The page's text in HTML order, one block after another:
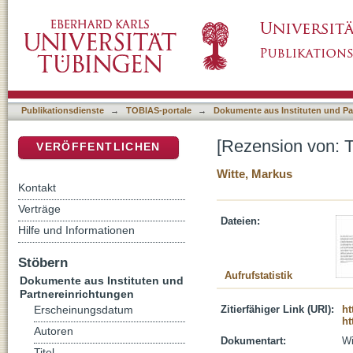
Publikationsdienste → TOBIAS-portale → Dokumente aus Instituten und
[Rezension von:
Witte, Markus
Dateien:
Aufrufstatistik
Zitierfähiger Link (URI):
Dokumentart:
VERÖFFENTLICHEN
Kontakt
Verträge
Hilfe und Informationen
Stöbern
Dokumente aus Instituten und
Partnereinrichtungen
Erscheinungsdatum
Autoren